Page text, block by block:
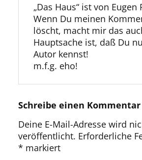
„Das Haus“ ist von Eugen
Wenn Du meinen
löscht, macht mir das
Hauptsache ist, daß Du
Autor kennst!
m.f.g. eho!
Schreibe einen Kommentar
Deine E-Mail-Adresse wird
veröffentlicht. Erforderliche
* markiert